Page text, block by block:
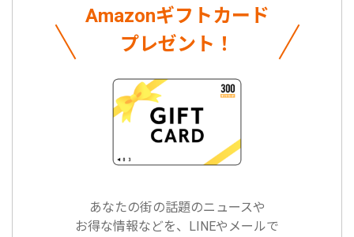
Amazonギフトカード
プレゼント！
あなたの街の話題のニュースや
お得な情報などを、LINEやメールで